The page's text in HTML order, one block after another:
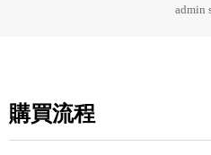
admin
購買流程